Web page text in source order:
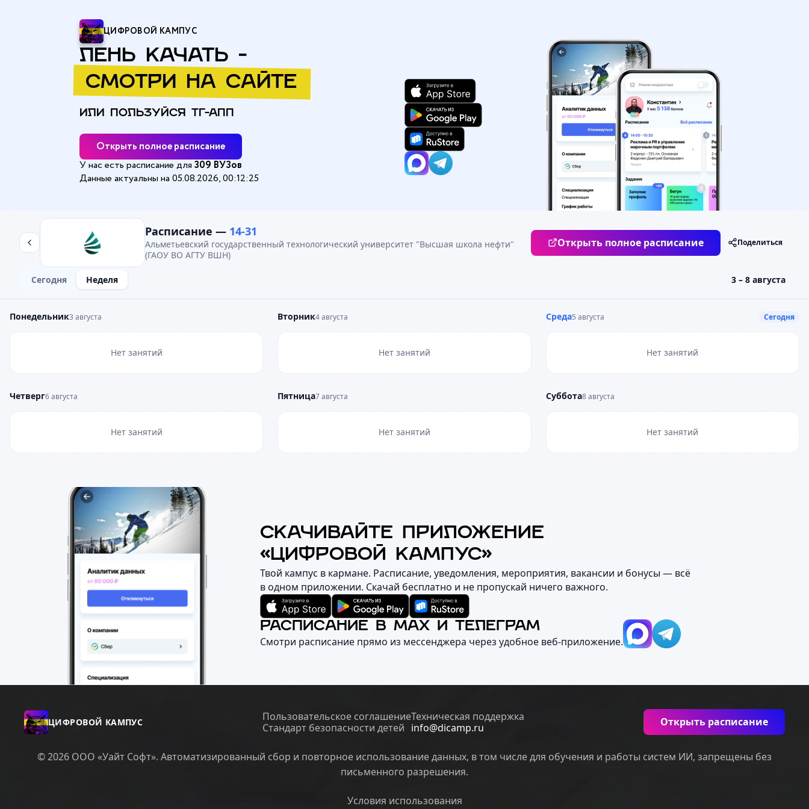
ЦИФРОВОЙ КАМПУС
ЛЕНЬ КАЧАТЬ -
СМОТРИ НА САЙТЕ
ИЛИ ПОЛЬЗУЙСЯ ТГ-АПП
Открыть полное расписание
У нас есть расписание для 309 ВУЗов
Данные актуальны на 05.08.2026, 00:12:25
Альметьевский государственный технологический университет "Высшая школа нефти" (ГАОУ ВО АГТУ ВШН)
Расписание — 14-31
Альметьевский государственный технологический университет "Высшая школа нефти"
(ГАОУ ВО АГТУ ВШН)
Открыть полное расписание Поделиться
Сегодня Неделя 3 – 8 августа
Понедельник3 августа
Нет занятий
Вторник4 августа
Нет занятий
Среда5 августа Сегодня
Нет занятий
Четверг6 августа
Нет занятий
Пятница7 августа
Нет занятий
Суббота8 августа
Нет занятий
СКАЧИВАЙТЕ ПРИЛОЖЕНИЕ
«ЦИФРОВОЙ КАМПУС»
Твой кампус в кармане. Расписание, уведомления, мероприятия, вакансии и бонусы — всё
в одном приложении. Скачай бесплатно и не пропускай ничего важного.
РАСПИСАНИЕ В MAX И ТЕЛЕГРАМ
Смотри расписание прямо из мессенджера через удобное веб‑приложение.
ЦИФРОВОЙ КАМПУС
Пользовательское соглашение
Стандарт безопасности детей
Техническая поддержка
info@dicamp.ru
Открыть расписание
© 2026 ООО «Уайт Софт». Автоматизированный сбор и повторное использование данных, в том числе для обучения и работы систем ИИ, запрещены без
письменного разрешения.
Условия использования